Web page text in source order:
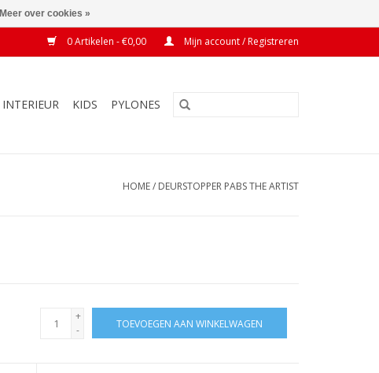
0 Artikelen - €0,00 Mijn account / Registreren
INTERIEUR KIDS PYLONES
HOME/ DEURSTOPPER PABS THE ARTIST
+
-
TOEVOEGEN AAN WINKELWAGEN
Meer over cookies »